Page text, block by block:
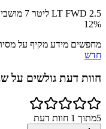
LT FWD 2.5 ליטר 7 מושבים
12%
מחפשים מידע מקיף על
חדש
חוות דעת גולשים על
5מתוך 1 חוות דעת